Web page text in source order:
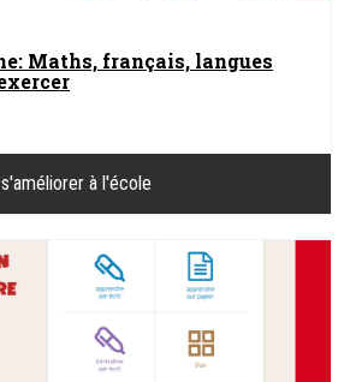
Maths, français, langues
à l'école